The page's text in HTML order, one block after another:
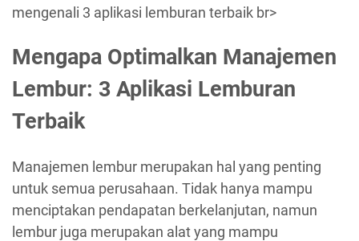
mengenali 3 aplikasi lemburan terbaik br>
Mengapa Optimalkan Manajemen
Lembur: 3 Aplikasi Lemburan
Terbaik
Manajemen lembur merupakan hal yang penting
untuk semua perusahaan. Tidak hanya mampu
menciptakan pendapatan berkelanjutan, namun
lembur juga merupakan alat yang mampu